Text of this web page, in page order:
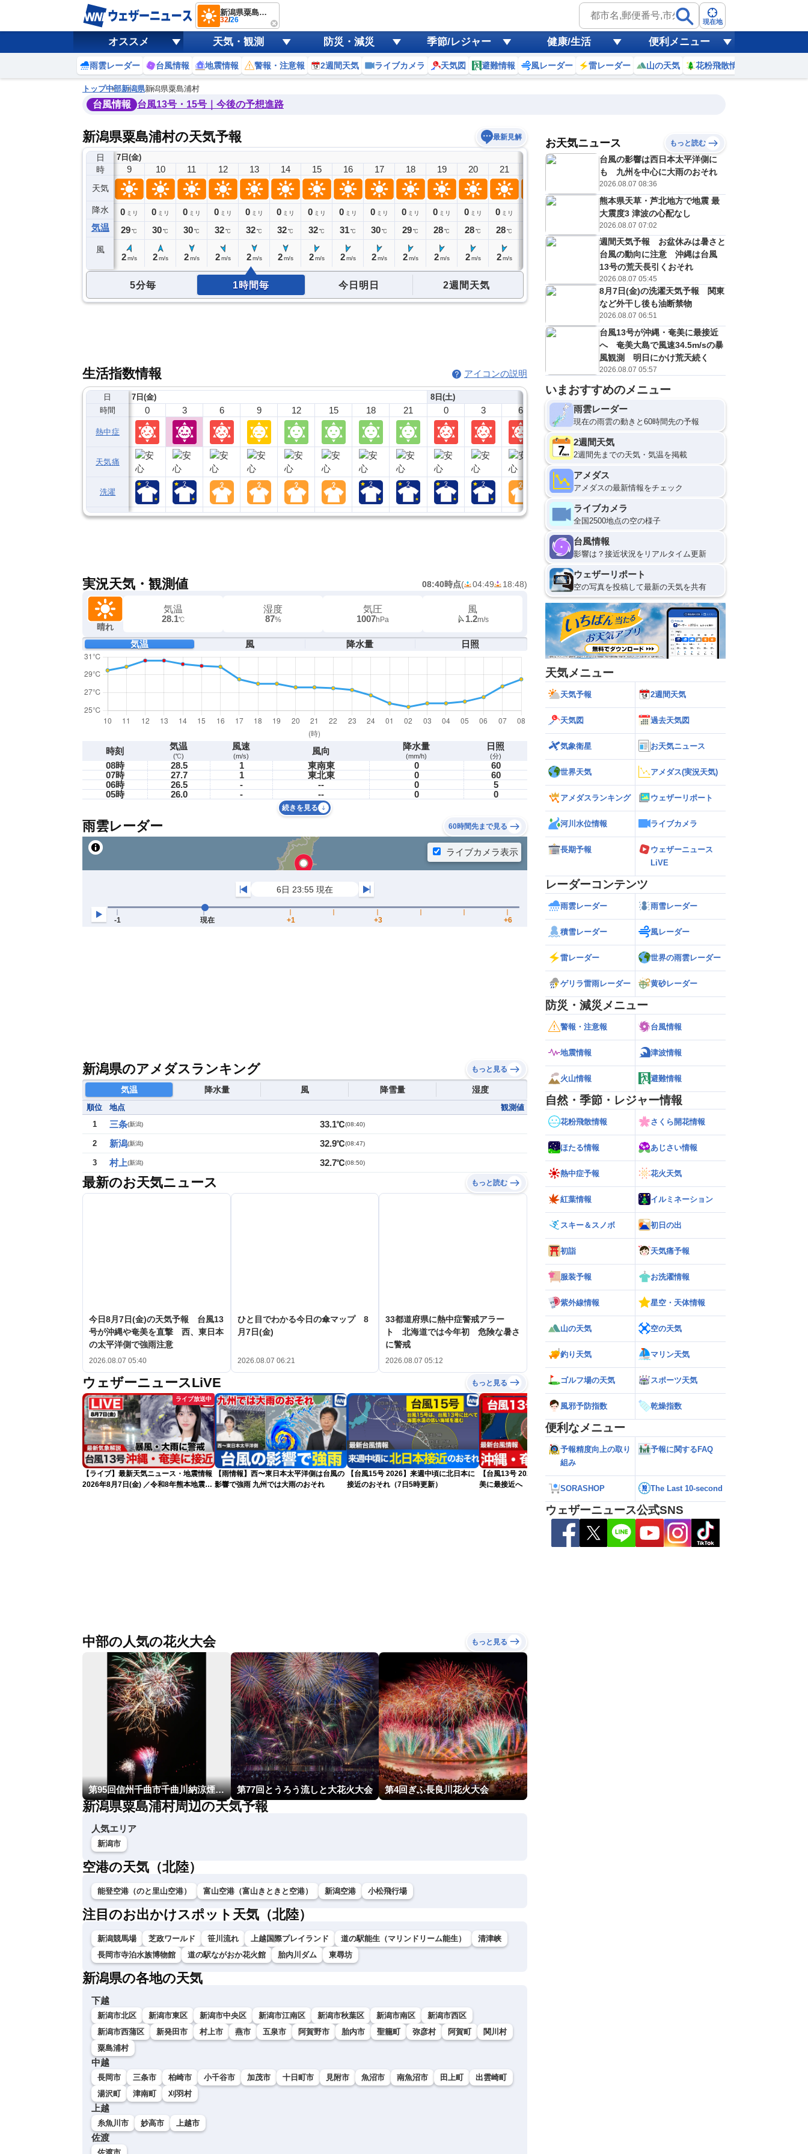
新潟県粟島浦村
32/26 現在地
オススメ 天気・観測 防災・減災 季節/レジャー 健康/生活 便利メニュー
雨雲レーダー 台風情報 地震情報 警報・注意報 2週間天気 ライブカメラ 天気図 避難情報 風レーダー 雷レーダー 山の天気 花粉飛散情報
トップ中部新潟県新潟県粟島浦村
台風情報 台風13号・15号｜今後の予想進路
新潟県粟島浦村の天気予報 最新見解
日
時
天気
降水
気温
風
7日(金)
8
0ミリ
28℃
9
0 ミリ
29℃
2 m/s
10
0 ミリ
30℃
2 m/s
11
0 ミリ
30℃
2 m/s
12
0 ミリ
32℃
2 m/s
13
0 ミリ
32℃
2 m/s
14
0 ミリ
32℃
2 m/s
15
0 ミリ
32℃
2 m/s
16
0 ミリ
31℃
2 m/s
17
0 ミリ
30℃
2 m/s
18
0 ミリ
29℃
2 m/s
19
0 ミリ
28℃
2 m/s
20
0 ミリ
28℃
2 m/s
21
0 ミリ
28℃
2 m/s
8日(土)
ミリ
28
m/s
1
0ミリ
27
1m/s
2
0ミリ
27
0m/s
3
0
0m/s 1
5分毎 1時間毎 今日明日 2週間天気
生活指数情報 アイコンの説明
日
時間
熱中症
天気痛
洗濯
7日(金)
0 3 6 9 12 15 18 21
8日(土)
0 3 6 12
実況天気・観測値 08:40時点( 04:49 18:48)
晴れ
気温
28.1℃
湿度
87%
気圧
1007hPa
風
1.2m/s
気温 風 降水量 日照
時刻 気温
(℃)
風速
(m/s) 風向 降水量
(mm/h)
日照
(分)
08時 28.5 1 東南東 0
60
07時
27.7 1 東北東 0
60
06時
26.5 - -- 0
5
05時
26.0 - -- 0 0
続きを見る
雨雲レーダー 60時間先まで見る
新潟県のアメダスランキング もっと見る
気温 降水量 風 降雪量 湿度
順位 地点
観測値
1
三条(新潟) 33.1℃(08:40)
2 新潟(新潟) 32.9℃(08:47)
3 村上(新潟) 32.7℃(08:50)
最新のお天気ニュース もっと読む
今日8月7日(金)の天気予報 台風13
号が沖縄や奄美を直撃 西、東日本
の太平洋側で強雨注意
2026.08.07 05:40
ひと目でわかる今日の傘マップ 8
月7日(金)
2026.08.07 06:21
33都道府県に熱中症警戒アラー
ト 北海道では今年初 危険な暑さ
に警戒
2026.08.07 05:12
ウェザーニュースLiVE もっと見る
ライブ放送中
【ライブ】最新天気ニュース・地震情報
2026年8月7日(金) ／令和8年熊本地震情
【雨情報】西〜東日本太平洋側は台風の
影響で強雨 九州では大雨のおそれ
【台風15号 2026】来週中頃に北日本に
接近のおそれ（7日5時更新）
【台風13号 2026】台風13号が沖縄・奄
美に最接近へ 明日にかけ荒天続く（7
への影響は？（2026年8月6日22時更
中部の人気の花火大会 もっと見る
第95回信州千曲市千曲川納涼煙火大会 第77回とうろう流しと大花火大会 第4回ぎふ長良川花火大会
新潟県粟島浦村周辺の天気予報
人気エリア
新潟市
空港の天気（北陸）
能登空港（のと里山空港） 富山空港（富山きときと空港） 新潟空港 小松飛行場
注目のお出かけスポット天気（北陸）
新潟競馬場 芝政ワールド 笹川流れ 上越国際プレイランド 道の駅能生（マリンドリーム能生）
清津峡
長岡市寺泊水族博物館
道の駅ながおか花火館 胎内川ダム 東尋坊
新潟県の各地の天気
下越
新潟市北区 新潟市東区 新潟市中央区 新潟市江南区 新潟市秋葉区 新潟市南区
新潟市西区
新潟市西蒲区
新発田市 村上市 燕市 五泉市 阿賀野市 胎内市 聖籠町 弥彦村 阿賀町
関川村
粟島浦村
中越
長岡市 三条市 柏崎市 小千谷市 加茂市 十日町市 見附市 魚沼市 南魚沼市 田上町
出雲崎町
湯沢町
津南町 刈羽村
上越
糸魚川市 妙高市 上越市
佐渡
お天気ニュース もっと読む
台風の影響は西日本太平洋側に
も 九州を中心に大雨のおそれ
2026.08.07 08:36
熊本県天草・芦北地方で地震 最
大震度3 津波の心配なし
2026.08.07 07:02
週間天気予報 お盆休みは暑さと
台風の動向に注意 沖縄は台風
13号の荒天長引くおそれ
2026.08.07 05:45
8月7日(金)の洗濯天気予報 関東
など外干し後も油断禁物
2026.08.07 06:51
台風13号が沖縄・奄美に最接近
へ 奄美大島で風速34.5m/sの暴
風観測 明日にかけ荒天続く
2026.08.07 05:57
いまおすすめのメニュー
雨雲レーダー
現在の雨雲の動きと60時間先の予報
2週間天気
2週間先までの天気・気温を掲載
アメダス
アメダスの最新情報をチェック
ライブカメラ
全国2500地点の空の様子
台風情報
影響は？接近状況をリアルタイム更新
ウェザーリポート
空の写真を投稿して最新の天気を共有
天気メニュー
天気予報 2週間天気
天気図 過去天気図
気象衛星 お天気ニュース
世界天気 アメダス(実況天気)
アメダスランキング ウェザーリポート
河川水位情報 ライブカメラ
長期予報
ウェザーニュース
LiVE
レーダーコンテンツ
雨雲レーダー 雨雪レーダー
積雪レーダー 風レーダー
雷レーダー 世界の雨雲レーダー
ゲリラ雷雨レーダー 黄砂レーダー
防災・減災メニュー
警報・注意報 台風情報
地震情報 津波情報
火山情報 避難情報
自然・季節・レジャー情報
花粉飛散情報 さくら開花情報
ほたる情報 あじさい情報
熱中症予報 花火天気
紅葉情報 イルミネーション
スキー＆スノボ 初日の出
初詣 天気痛予報
服装予報 お洗濯情報
紫外線情報 星空・天体情報
山の天気 空の天気
釣り天気 マリン天気
ゴルフ場の天気 スポーツ天気
風邪予防指数 乾燥指数
便利なメニュー
予報精度向上の取り
組み
予報に関するFAQ
SORASHOP The Last 10-second
ウェザーニュース公式SNS